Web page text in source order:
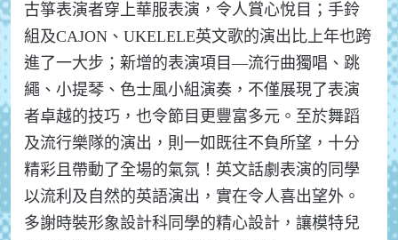
古箏表演者穿上華服表演，令人賞心悅目；手鈴
組及CAJON 、 UKELELE英文歌的演出比上年也跨
進了一大步；新增的表演項目 —流行曲獨唱、跳
繩、小提琴、色士風小組演奏，不僅展現了表演
者卓越的技巧，也令節目更豐富多元。至於舞蹈
及流行樂隊的演出，則一如既往不負所望，十分
精彩且帶動了全場的氣氛！英文話劇表演的同學
以流利及自然的英語演出，實在令人喜出望外。
多謝時裝形象設計科同學的精心設計，讓模特兒